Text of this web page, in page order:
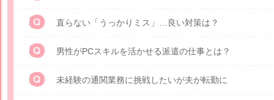
直らない「うっかりミス」…良い対策は？
男性がPCスキルを活かせる派遣の仕事とは？
未経験の通関業務に挑戦したいが夫が転勤に